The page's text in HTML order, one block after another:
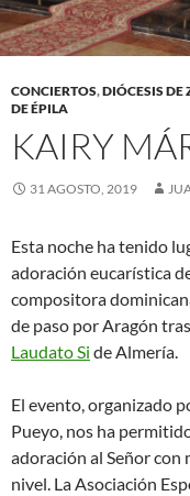
CONCIERTOS,DIÓCESIS DE
DE ÉPILA
KAIRY
31 AGOSTO, 2019
Esta noche ha tenido
adoración eucarística
compositora
de paso por Aragón
Laudato Si de Almería.
El evento, organizado
Pueyo, nos ha
adoración al Señor con
nivel. La Asociación